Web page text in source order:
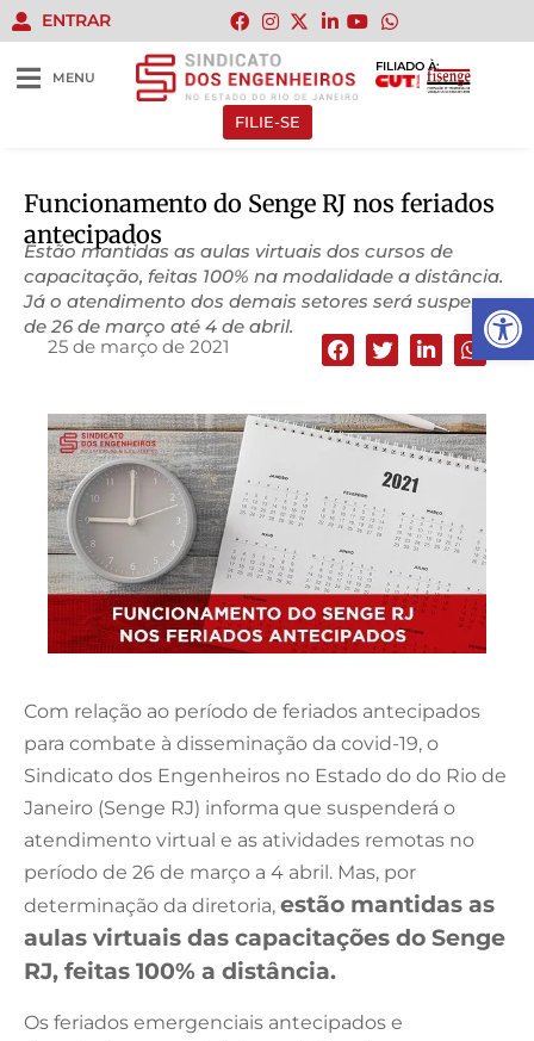
Abrir
ENTRAR
MENU
FILIADO À:
FILIE-SE
Funcionamento do Senge RJ nos feriados
antecipados
Estão mantidas as aulas virtuais dos cursos de
capacitação, feitas 100% na modalidade a distância.
Já o atendimento dos demais setores será suspenso
de 26 de março até 4 de abril.
25 de março de 2021
Com relação ao período de feriados antecipados
para combate à disseminação da covid-19, o
Sindicato dos Engenheiros no Estado do do Rio de
Janeiro (Senge RJ) informa que suspenderá o
atendimento virtual e as atividades remotas no
período de 26 de março a 4 abril. Mas, por
determinação da diretoria, estão mantidas as
aulas virtuais das capacitações do Senge
RJ, feitas 100% a distância.
Os feriados emergenciais antecipados e